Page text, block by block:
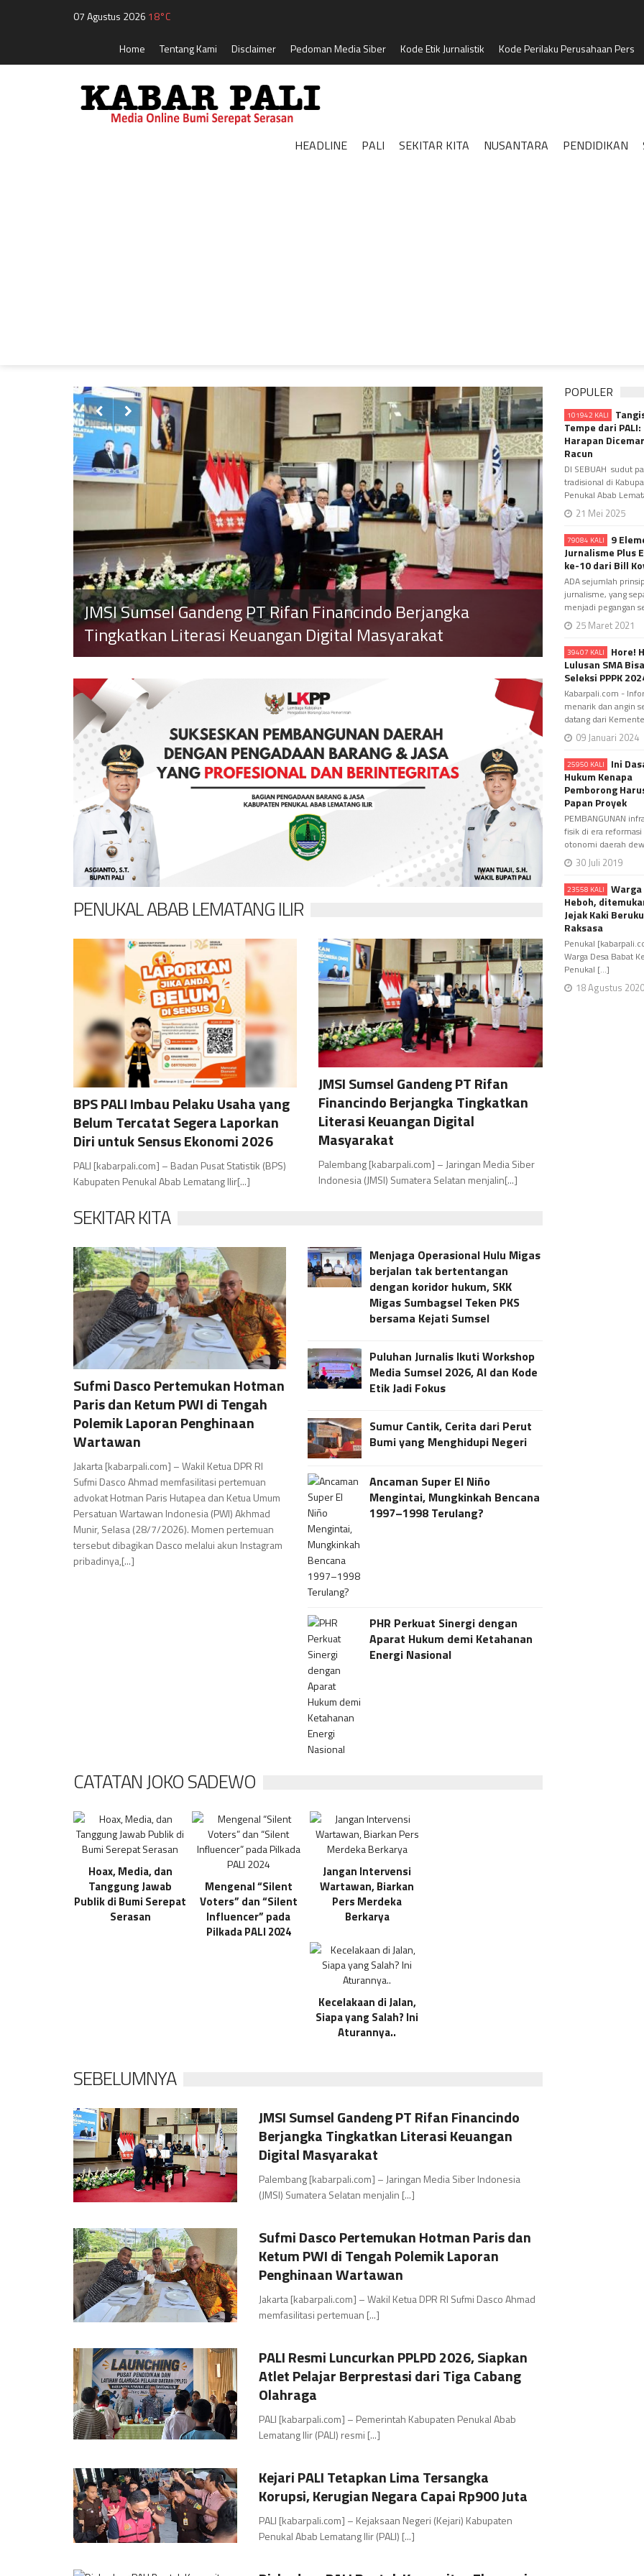
07 Agustus 2026 18°C
Home Tentang Kami Disclaimer Pedoman Media Siber Kode Etik Jurnalistik Kode Perilaku Perusahaan Pers
HEADLINE PALI SEKITAR KITA NUSANTARA PENDIDIKAN
Sufmi Dasco Pertemukan Hotman Paris dan Ketum PWI di
Tengah Polemik Laporan Penghinaan Wartawan
PALI
 
PENUKAL ABAB LEMATANG ILIR
BPS PALI Imbau Pelaku Usaha yang
Belum Tercatat Segera Laporkan
Diri untuk Sensus Ekonomi 2026
PALI [kabarpali.com] – Badan Pusat Statistik (BPS)
Kabupaten Penukal Abab Lematang Ilir[...]
JMSI Sumsel Gandeng PT Rifan
Financindo Berjangka Tingkatkan
Literasi Keuangan Digital
Masyarakat
Palembang [kabarpali.com] – Jaringan Media Siber
Indonesia (JMSI) Sumatera Selatan menjalin[...]
SEKITAR KITA
Sufmi Dasco Pertemukan Hotman
Paris dan Ketum PWI di Tengah
Polemik Laporan Penghinaan
Wartawan
Jakarta [kabarpali.com] – Wakil Ketua DPR RI
Sufmi Dasco Ahmad memfasilitasi pertemuan
advokat Hotman Paris Hutapea dan Ketua Umum
Persatuan Wartawan Indonesia (PWI) Akhmad
Munir, Selasa (28/7/2026). Momen pertemuan
tersebut dibagikan Dasco melalui akun Instagram
pribadinya,[...]
Menjaga Operasional Hulu Migas
berjalan tak bertentangan
dengan koridor hukum, SKK
Migas Sumbagsel Teken PKS
bersama Kejati Sumsel
Puluhan Jurnalis Ikuti Workshop
Media Sumsel 2026, AI dan Kode
Etik Jadi Fokus
Sumur Cantik, Cerita dari Perut
Bumi yang Menghidupi Negeri
Ancaman Super El Niño
Mengintai, Mungkinkah Bencana
1997–1998 Terulang?
PHR Perkuat Sinergi dengan
Aparat Hukum demi Ketahanan
Energi Nasional
CATATAN JOKO SADEWO
Hoax, Media, dan
Tanggung Jawab
Publik di Bumi Serepat
Serasan
Mengenal “Silent
Voters” dan “Silent
Influencer” pada
Pilkada PALI 2024
Jangan Intervensi
Wartawan, Biarkan
Pers Merdeka
Berkarya
Kecelakaan di Jalan,
Siapa yang Salah? Ini
Aturannya..
SEBELUMNYA
JMSI Sumsel Gandeng PT Rifan Financindo
Berjangka Tingkatkan Literasi Keuangan
Digital Masyarakat
Palembang [kabarpali.com] – Jaringan Media Siber Indonesia
(JMSI) Sumatera Selatan menjalin [...]
Sufmi Dasco Pertemukan Hotman Paris dan
Ketum PWI di Tengah Polemik Laporan
Penghinaan Wartawan
Jakarta [kabarpali.com] – Wakil Ketua DPR RI Sufmi Dasco Ahmad
memfasilitasi pertemuan [...]
PALI Resmi Luncurkan PPLPD 2026, Siapkan
Atlet Pelajar Berprestasi dari Tiga Cabang
Olahraga
PALI [kabarpali.com] – Pemerintah Kabupaten Penukal Abab
Lematang Ilir (PALI) resmi [...]
Kejari PALI Tetapkan Lima Tersangka
Korupsi, Kerugian Negara Capai Rp900 Juta
PALI [kabarpali.com] – Kejaksaan Negeri (Kejari) Kabupaten
Penukal Abab Lematang Ilir (PALI) [...]
POPULER
101942 KALI
Tempe dari
Harapan
Racun
DI SEBUAH sudut
tradisional di
Penukal Abab
21 Mei 2025
79084 KALI
9
Jurnalisme Plus
ke-10 dari Bill
ADA sejumlah
jurnalisme, yang
menjadi pegangan
25 Maret 2021
39407 KALI
Hore!
Lulusan SMA
Seleksi PPPK
Kabarpali.com -
menarik dan angin
datang dari
09 Januari 2024
25950 KALI
Ini
Hukum Kenapa
Pemborong
Papan Proyek
PEMBANGUNAN
fisik di era reformasi
otonomi daerah
30 Juli 2019
23558 KALI
Warga
Heboh,
Jejak Kaki
Raksasa
Penukal
Warga Desa Babat
Penukal [...]
18 Agustus 2020